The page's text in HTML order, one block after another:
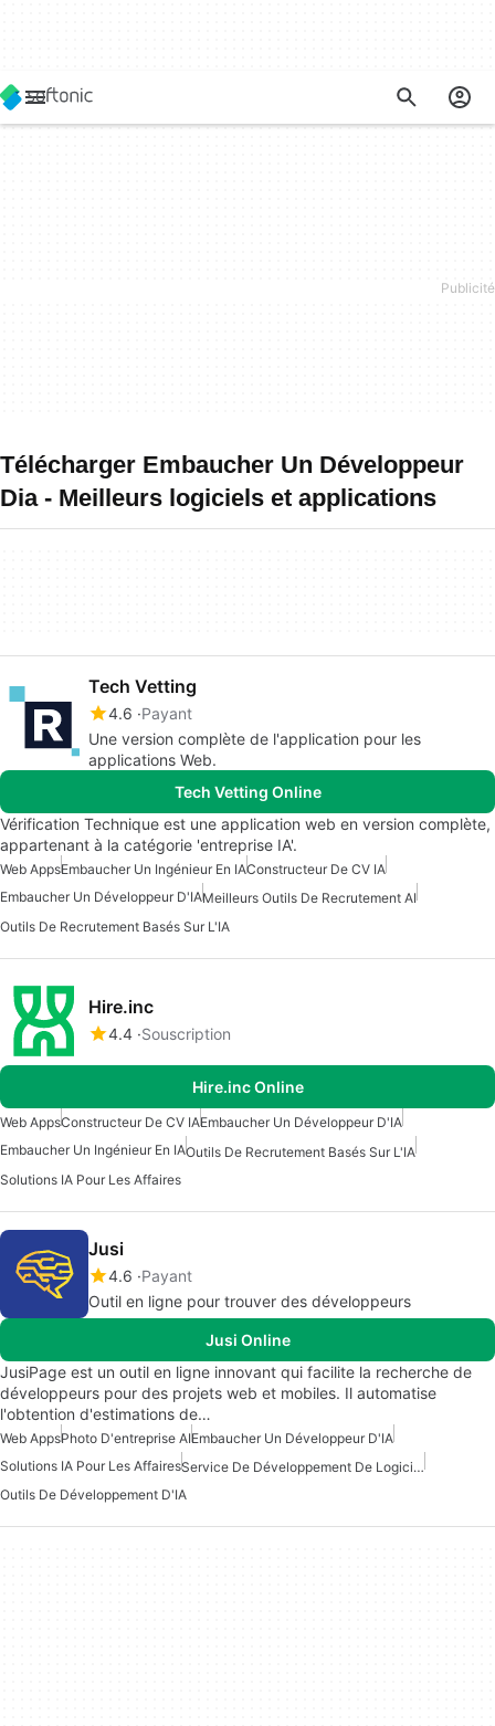
Télécharger Embaucher Un Développeur
Dia - Meilleurs logiciels et applications
Tech Vetting
4.6 Payant
Une version complète de l'application pour les
applications Web.
Tech Vetting Online
Vérification Technique est une application web en version complète,
appartenant à la catégorie 'entreprise IA'.
Web AppsEmbaucher Un Ingénieur En IAConstructeur De CV IA
Embaucher Un Développeur D'IAMeilleurs Outils De Recrutement AI
Outils De Recrutement Basés Sur L'IA
Hire.inc
4.4 Souscription
Hire.inc Online
Web AppsConstructeur De CV IAEmbaucher Un Développeur D'IA
Embaucher Un Ingénieur En IAOutils De Recrutement Basés Sur L'IA
Solutions IA Pour Les Affaires
Jusi
4.6 Payant
Outil en ligne pour trouver des développeurs
Jusi Online
JusiPage est un outil en ligne innovant qui facilite la recherche de
développeurs pour des projets web et mobiles. Il automatise
l'obtention d'estimations de…
Web AppsPhoto D'entreprise AIEmbaucher Un Développeur D'IA
Solutions IA Pour Les Affaires
Service De Développement De Logiciels D'IA
Outils De Développement D'IA